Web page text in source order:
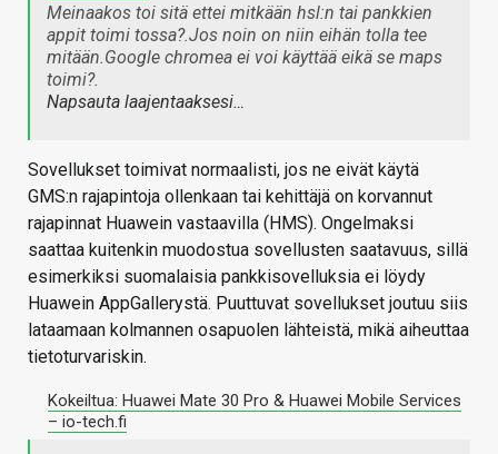
Meinaakos toi sitä ettei mitkään hsl:n tai pankkien
appit toimi tossa?.Jos noin on niin eihän tolla tee
mitään.Google chromea ei voi käyttää eikä se maps
toimi?.
Napsauta laajentaaksesi…
Sovellukset toimivat normaalisti, jos ne eivät käytä
GMS:n rajapintoja ollenkaan tai kehittäjä on korvannut
rajapinnat Huawein vastaavilla (HMS). Ongelmaksi
saattaa kuitenkin muodostua sovellusten saatavuus, sillä
esimerkiksi suomalaisia pankkisovelluksia ei löydy
Huawein AppGallerystä. Puuttuvat sovellukset joutuu siis
lataamaan kolmannen osapuolen lähteistä, mikä aiheuttaa
tietoturvariskin.
Kokeiltua: Huawei Mate 30 Pro & Huawei Mobile Services
– io-tech.fi